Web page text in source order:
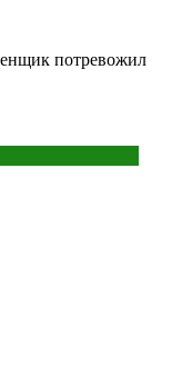
потревожил